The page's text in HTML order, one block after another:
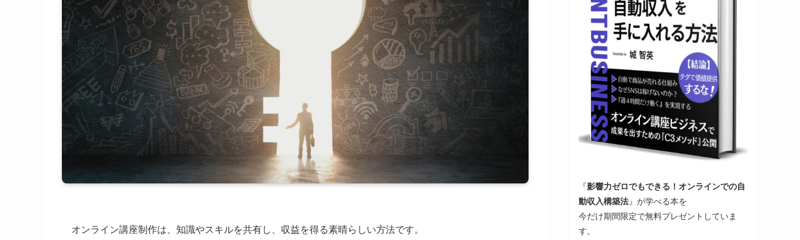
オンライン講座制作は、知識やスキルを共有し、収益を得る素晴らしい方法です。
『影響力ゼロでもできる！オンラインでの自
動収入構築法』が学べる本を
今だけ期間限定で無料プレゼントしていま
す。